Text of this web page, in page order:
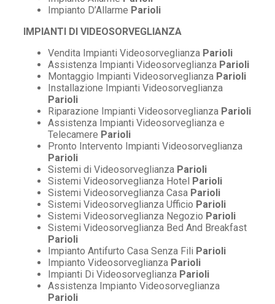
Impianto D’Allarme Parioli
IMPIANTI DI VIDEOSORVEGLIANZA
Vendita Impianti Videosorveglianza Parioli
Assistenza Impianti Videosorveglianza Parioli
Montaggio Impianti Videosorveglianza Parioli
Installazione Impianti Videosorveglianza
Parioli
Riparazione Impianti Videosorveglianza Parioli
Assistenza Impianti Videosorveglianza e
Telecamere Parioli
Pronto Intervento Impianti Videosorveglianza
Parioli
Sistemi di Videosorveglianza Parioli
Sistemi Videosorveglianza Hotel Parioli
Sistemi Videosorveglianza Casa Parioli
Sistemi Videosorveglianza Ufficio Parioli
Sistemi Videosorveglianza Negozio Parioli
Sistemi Videosorveglianza Bed And Breakfast
Parioli
Impianto Antifurto Casa Senza Fili Parioli
Impianto Videosorveglianza Parioli
Impianti Di Videosorveglianza Parioli
Assistenza Impianto Videosorveglianza
Parioli